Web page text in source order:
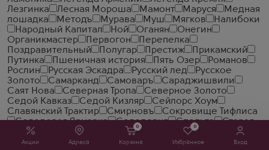
Акции Адреса
0
Корзина
0
Избранное Вход
Лезгинка
Лесная Мороша Мамонт Маруся
Медная
лошадка
Методъ Мурава Муш Мягков
Налибоки
Народный Капитал
Ной Оганян
Онегин
Органикмастер
Первогон
Перепелка
Поздравительный
Полугар Престиж
Прикамский
Путинка
Пшеничная история Пять Озер
Романов
Рослин
Русская Эскадра Русский лед
Русское
Золото
Самарканд Самоваръ
Сараджишвили
Саят Нова
Северная Тропа
Северное Золото
Седой Кавказ
Седой Кизляр
Сейлорс Хоум
Славянский Трактир
Смирновъ
Сокровище Тифлиса
Солодовая Ярмарка
Солодовня Спельта
Старая
Москва
Старейшина Старка
Старый Кахети
Старый Кенигсберг
Столичная Стопарик
Стужа